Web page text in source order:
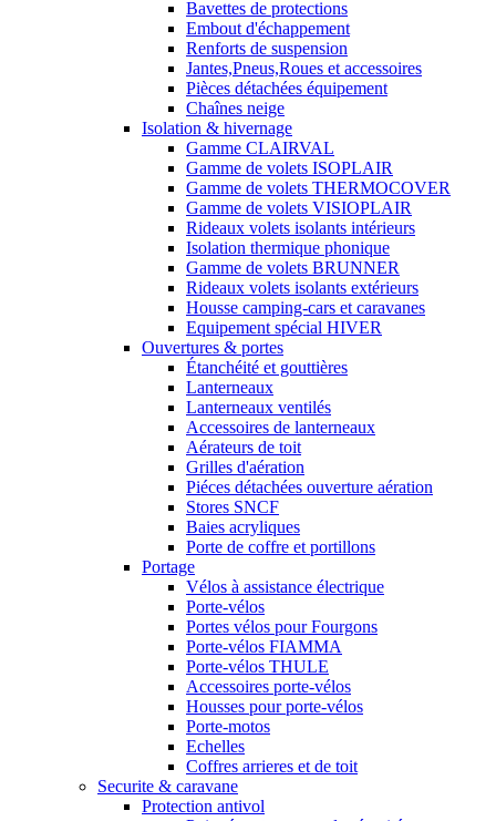
Bavettes de protections
Embout d'échappement
Renforts de suspension
Jantes,Pneus,Roues et accessoires
Pièces détachées équipement
Chaînes neige
Isolation & hivernage
Gamme CLAIRVAL
Gamme de volets ISOPLAIR
Gamme de volets THERMOCOVER
Gamme de volets VISIOPLAIR
Rideaux volets isolants intérieurs
Isolation thermique phonique
Gamme de volets BRUNNER
Rideaux volets isolants extérieurs
Housse camping-cars et caravanes
Equipement spécial HIVER
Ouvertures & portes
Étanchéité et gouttières
Lanterneaux
Lanterneaux ventilés
Accessoires de lanterneaux
Aérateurs de toit
Grilles d'aération
Piéces détachées ouverture aération
Stores SNCF
Baies acryliques
Porte de coffre et portillons
Portage
Vélos à assistance électrique
Porte-vélos
Portes vélos pour Fourgons
Porte-vélos FIAMMA
Porte-vélos THULE
Accessoires porte-vélos
Housses pour porte-vélos
Porte-motos
Echelles
Coffres arrieres et de toit
Securite & caravane
Protection antivol